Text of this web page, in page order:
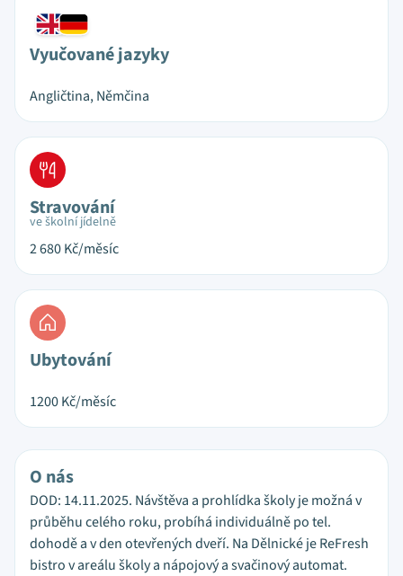
Vyučované jazyky
Angličtina, Němčina
Stravování
ve školní jídelně
2 680Kč/měsíc
Ubytování
1200Kč/měsíc
O nás
DOD: 14.11.2025. Návštěva a prohlídka školy je možná v
průběhu celého roku, probíhá individuálně po tel.
dohodě a v den otevřených dveří. Na Dělnické je ReFresh
bistro v areálu školy a nápojový a svačinový automat.